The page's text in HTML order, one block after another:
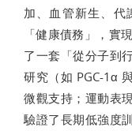
加、血管新生、代
「健康債務」，實
了一套「從分子到
研究（如 PGC-1α
微觀支持；運動表
驗證了長期低強度